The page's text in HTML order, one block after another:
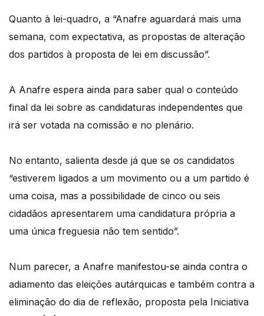
Quanto à lei-quadro, a “Anafre aguardará mais uma
semana, com expectativa, as propostas de alteração
dos partidos à proposta de lei em discussão”.
A Anafre espera ainda para saber qual o conteúdo
final da lei sobre as candidaturas independentes que
irá ser votada na comissão e no plenário.
No entanto, salienta desde já que se os candidatos
“estiverem ligados a um movimento ou a um partido é
uma coisa, mas a possibilidade de cinco ou seis
cidadãos apresentarem uma candidatura própria a
uma única freguesia não tem sentido”.
Num parecer, a Anafre manifestou-se ainda contra o
adiamento das eleições autárquicas e também contra a
eliminação do dia de reflexão, proposta pela Iniciativa